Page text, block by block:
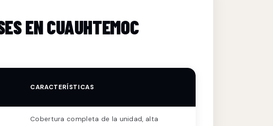
EN CUAUHTEMOC
CARACTERÍSTICAS
Cobertura completa de la unidad, alta